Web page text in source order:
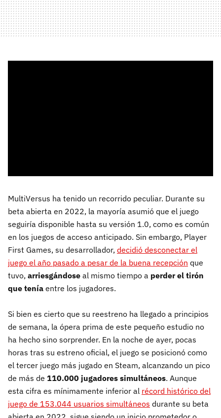
MultiVersus ha tenido un recorrido peculiar. Durante su
beta abierta en 2022, la mayoría asumió que el juego
seguiría disponible hasta su versión 1.0, como es común
en los juegos de acceso anticipado. Sin embargo, Player
First Games, su desarrollador, decidió desconectar el
juego el año pasado a pesar de la buena recepción que
tuvo, arriesgándose al mismo tiempo a perder el tirón
que tenía entre los jugadores.
Si bien es cierto que su reestreno ha llegado a principios
de semana, la ópera prima de este pequeño estudio no
ha hecho sino sorprender. En la noche de ayer, pocas
horas tras su estreno oficial, el juego se posicionó como
el tercer juego más jugado en Steam, alcanzando un pico
de más de 110.000 jugadores simultáneos. Aunque
esta cifra es mínimamente inferior al récord histórico del
juego de 153.044 usuarios simultáneos durante su beta